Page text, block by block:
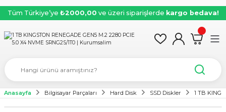
Tüm Türkiye’ye ₺2000,00 ve üzeri siparişlerde kargo bedava!
Anasayfa Bilgisayar Parçaları Hard Disk SSD Diskler 1 TB